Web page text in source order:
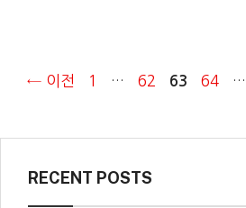
← 이전
페
1 …
페
62
페
63
페
64 …
RECENT POSTS